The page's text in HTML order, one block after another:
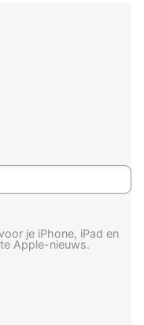
je iPhone, iPad en
Apple-nieuws.